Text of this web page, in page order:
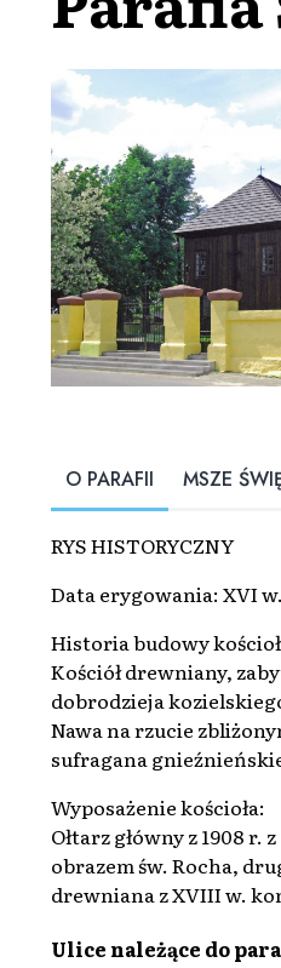
O PARAFII MSZE
RYS HISTORYCZNY
Data erygowania: XVI
Historia budowy
Kościół drewniany,
dobrodzieja
Nawa na rzucie
sufragana
Wyposażenie kościoła:
Ołtarz główny z 1908 r.
obrazem św. Rocha,
drewniana z XVIII w.
Ulice należące do